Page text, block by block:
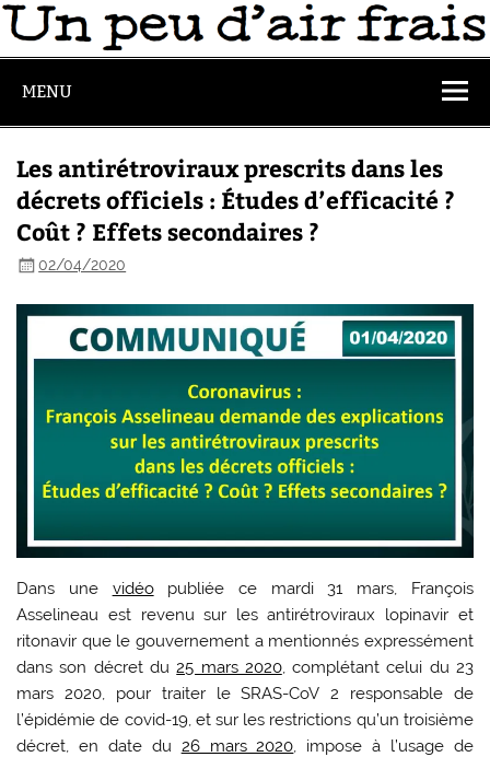
MENU
Les antirétroviraux prescrits dans les
décrets officiels : Études d’efficacité ?
Coût ? Effets secondaires ?
02/04/2020
Dans une vidéopubliée ce mardi 31 mars, François
Asselineau est revenu sur les antirétroviraux lopinavir et
ritonavir que le gouvernement a mentionnés expressément
dans son décret du25 mars 2020, complétant celui du 23
mars 2020, pour traiter le SRAS-CoV 2 responsable de
l’épidémie de covid-19, et sur les restrictions qu’un troisième
décret, en date du 26 mars 2020, impose à l’usage de